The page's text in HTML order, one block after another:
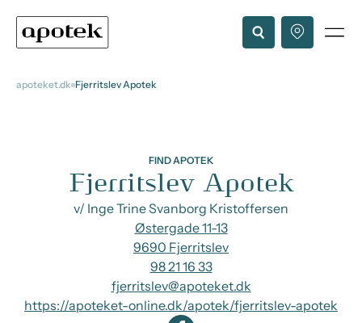
apoteket.dk Fjerritslev Apotek
FIND APOTEK
Fjerritslev Apotek
v/ Inge Trine Svanborg Kristoffersen
Østergade 11-13
9690 Fjerritslev
98 21 16 33
fjerritslev@apoteket.dk
https://apoteket-online.dk/apotek/fjerritslev-apotek